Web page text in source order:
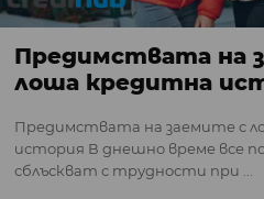
Предимствата на
лоша кредитна
Предимствата на заемите с
история В днешно време все
сблъскват с трудности при ...